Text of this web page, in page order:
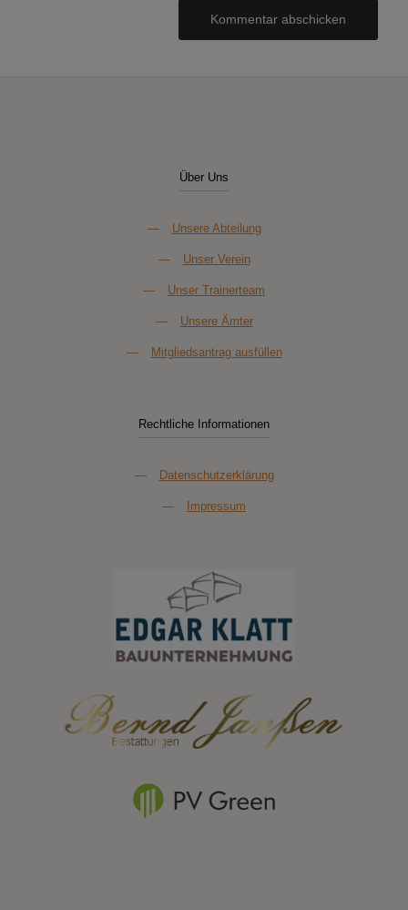
Über Uns
— Unsere Abteilung
— Unser Verein
— Unser Trainerteam
— Unsere Ämter
— Mitgliedsantrag ausfüllen
Rechtliche Informationen
— Datenschutzerklärung
— Impressum